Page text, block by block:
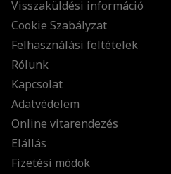
Visszaküldési információ
Cookie Szabályzat
Felhasználási feltételek
Rólunk
Kapcsolat
Adatvédelem
Online vitarendezés
Elállás
Fizetési módok